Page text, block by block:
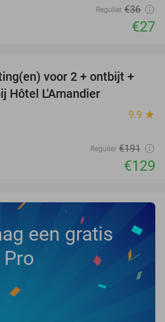
Regulier €36
€27
32%
voor 2 + ontbijt +
Hôtel L'Amandier
9.9 star
Regulier €191
€129
een gratis